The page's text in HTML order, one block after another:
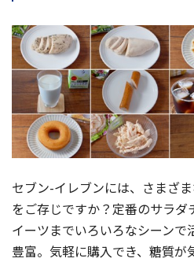
セブン-イレブンには、さまざ
をご存じですか？定番のサラダ
イーツまでいろいろなシーン
豊富。気軽に購入でき、糖質が